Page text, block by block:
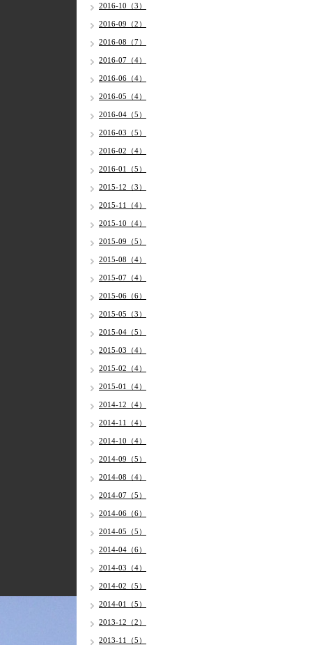
2016-10（3）
2016-09（2）
2016-08（7）
2016-07（4）
2016-06（4）
2016-05（4）
2016-04（5）
2016-03（5）
2016-02（4）
2016-01（5）
2015-12（3）
2015-11（4）
2015-10（4）
2015-09（5）
2015-08（4）
2015-07（4）
2015-06（6）
2015-05（3）
2015-04（5）
2015-03（4）
2015-02（4）
2015-01（4）
2014-12（4）
2014-11（4）
2014-10（4）
2014-09（5）
2014-08（4）
2014-07（5）
2014-06（6）
2014-05（5）
2014-04（6）
2014-03（4）
2014-02（5）
2014-01（5）
2013-12（2）
2013-11（5）